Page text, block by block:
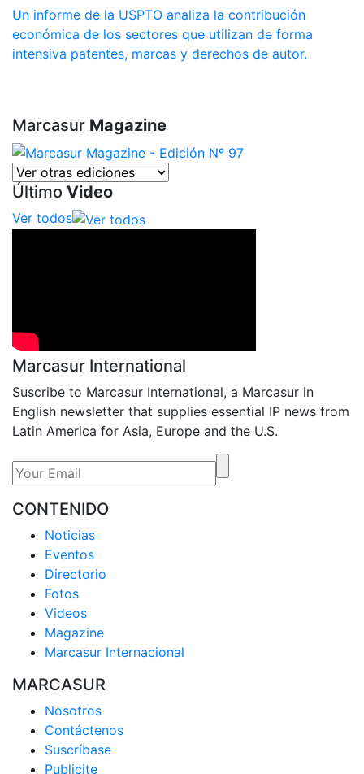
Un informe de la USPTO analiza la contribución
económica de los sectores que utilizan de forma
intensiva patentes, marcas y derechos de autor.
Marcasur Magazine
Último Video
Ver todos
Marcasur International
Suscribe to Marcasur International, a Marcasur in
English newsletter that supplies essential IP news from
Latin America for Asia, Europe and the U.S.
CONTENIDO
Noticias
Eventos
Directorio
Fotos
Videos
Magazine
Marcasur Internacional
MARCASUR
Nosotros
Contáctenos
Suscríbase
Publicite